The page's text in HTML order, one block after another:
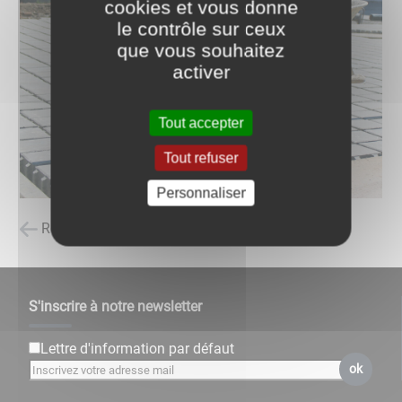
Retour à la liste des carnets d'adresses
S'inscrire à notre newsletter
Lettre d'information par défaut
ok
cookies et vous donne
le contrôle sur ceux
que vous souhaitez
activer
Tout accepter
Tout refuser
Personnaliser